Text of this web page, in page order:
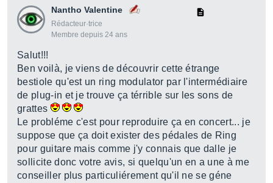
Nantho Valentine
Rédacteur·trice
Membre depuis 24 ans
Salut!!!
Ben voilà, je viens de découvrir cette étrange
bestiole qu'est un ring modulator par l'intermédiaire
de plug-in et je trouve ça térrible sur les sons de
grattes
Le probléme c'est pour reproduire ça en concert... je
suppose que ça doit exister des pédales de Ring
pour guitare mais comme j'y connais que dalle je
sollicite donc votre avis, si quelqu'un en a une à me
conseiller plus particuliérement qu'il ne se géne